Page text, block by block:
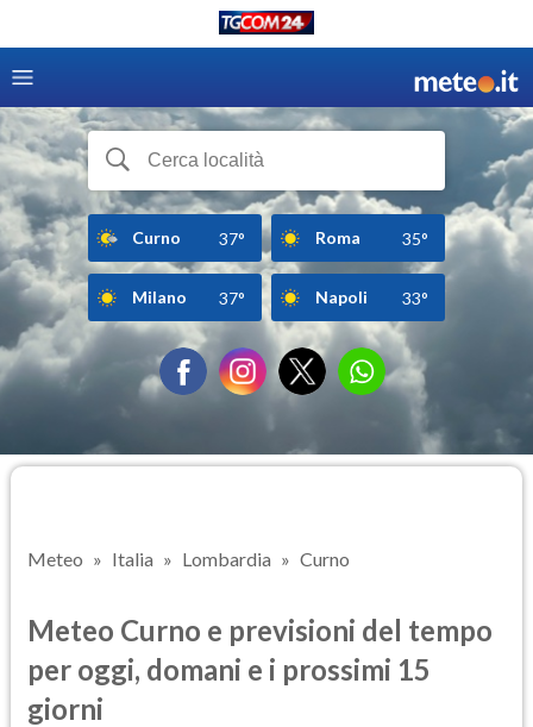
Curno 37° Roma 35°
Milano 37° Napoli 33°
Meteo Italia Lombardia Curno
Meteo Curno e previsioni del tempo
per oggi, domani e i prossimi 15
giorni